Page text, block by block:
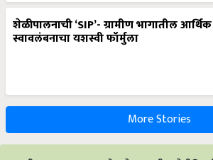
शेळीपालनाची ‘SIP’- ग्रामीण भागातील आर्थिक
स्वावलंबनाचा यशस्वी फॉर्मुला
More Stories